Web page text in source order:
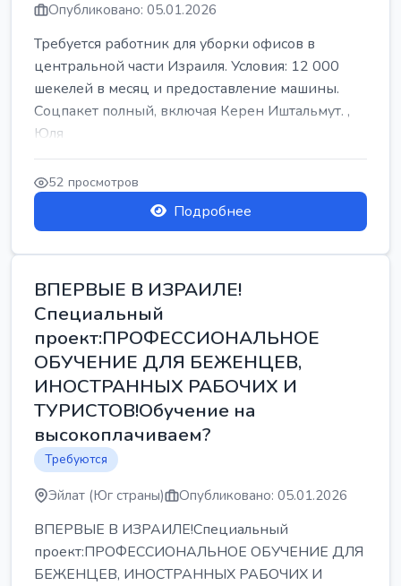
Опубликовано: 05.01.2026
Требуется работник для уборки офисов в
центральной части Израиля. Условия: 12 000
шекелей в месяц и предоставление машины.
Соцпакет полный, включая Керен Иштальмут. ,
Юля
52 просмотров
Подробнее
ВПЕРВЫЕ В ИЗРАИЛЕ!
Специальный
проект:ПРОФЕССИОНАЛЬНОЕ
ОБУЧЕНИЕ ДЛЯ БЕЖЕНЦЕВ,
ИНОСТРАННЫХ РАБОЧИХ И
ТУРИСТОВ!Обучение на
высокоплачиваем?
Требуются
Эйлат (Юг страны) Опубликовано: 05.01.2026
ВПЕРВЫЕ В ИЗРАИЛЕ!Специальный
проект:ПРОФЕССИОНАЛЬНОЕ ОБУЧЕНИЕ ДЛЯ
БЕЖЕНЦЕВ, ИНОСТРАННЫХ РАБОЧИХ И